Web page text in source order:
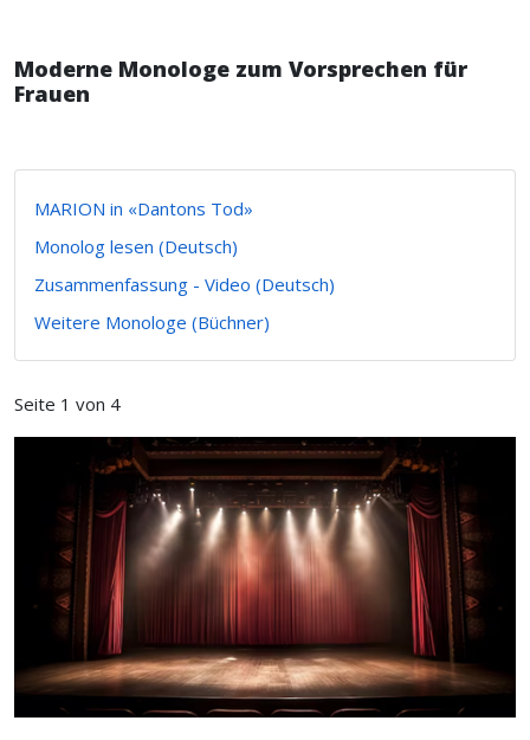
Moderne Monologe zum Vorsprechen für
Frauen
MARION in «Dantons Tod»
Monolog lesen (Deutsch)
Zusammenfassung - Video (Deutsch)
Weitere Monologe (Büchner)
Seite 1 von 4